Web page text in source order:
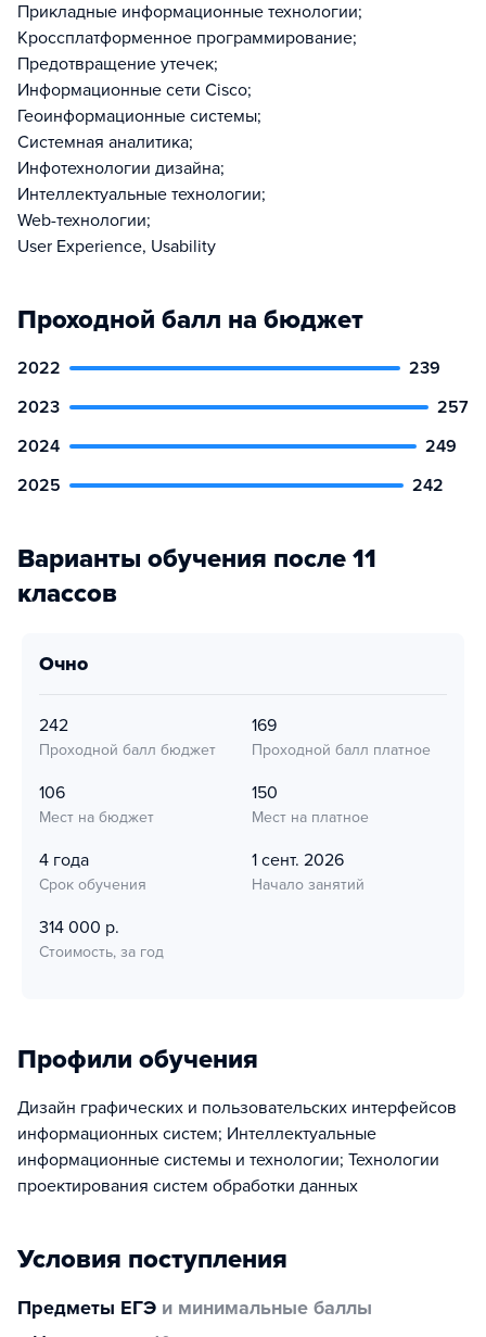
Прикладные информационные технологии;
Кроссплатформенное программирование;
Предотвращение утечек;
Информационные сети Cisco;
Геоинформационные системы;
Системная аналитика;
Инфотехнологии дизайна;
Интеллектуальные технологии;
Web-технологии;
User Ехрerience, Usability
Проходной балл на бюджет
2022
239
2023
257
2024
249
2025
242
Варианты обучения после 11
классов
очно
242
Проходной балл бюджет
169
Проходной балл платное
106
Мест на бюджет
150
Мест на платное
4 года
Срок обучения
1 сент. 2026
Начало занятий
314 000 р.
Стоимость, за год
Профили обучения
Дизайн графических и пользовательских интерфейсов
информационных систем; Интеллектуальные
информационные системы и технологии; Технологии
проектирования систем обработки данных
Условия поступления
Предметы ЕГЭ и минимальные баллы